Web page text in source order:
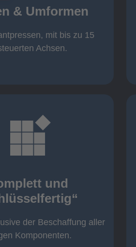
& Umformen
mit bis zu 15
Achsen.
Umformen
kN bis 4000 kN
mm bis 4000 mm
und
der Beschaffung aller
Komponenten.
und
von Elting